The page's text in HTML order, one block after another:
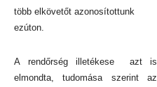
több elkövetőt azonosítottunk
ezúton.
A rendőrség illetékese azt is
elmondta, tudomása szerint az